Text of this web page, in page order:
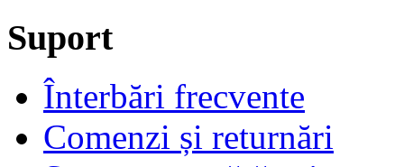
Suport
Înterbări frecvente
Comenzi și returnări